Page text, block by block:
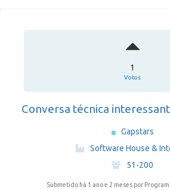
1
Votos
Conversa técnica
Gapstars
Software House &
·
51-200
Submetido há 1 ano e 2 meses por